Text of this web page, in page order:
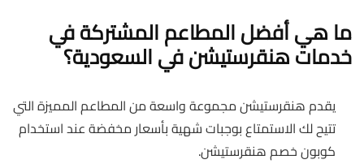
ما هي أفضل المطاعم المشتركة في
خدمات هنقرستيشن في السعودية؟
يقدم هنقرستيشن مجموعة واسعة من المطاعم المميزة التي
تتيح لك الاستمتاع بوجبات شهية بأسعار مخفضة عند استخدام
كوبون خصم هنقرستيشن.